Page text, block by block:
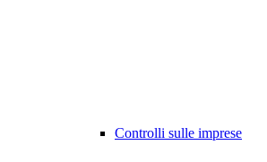
Controlli sulle imprese